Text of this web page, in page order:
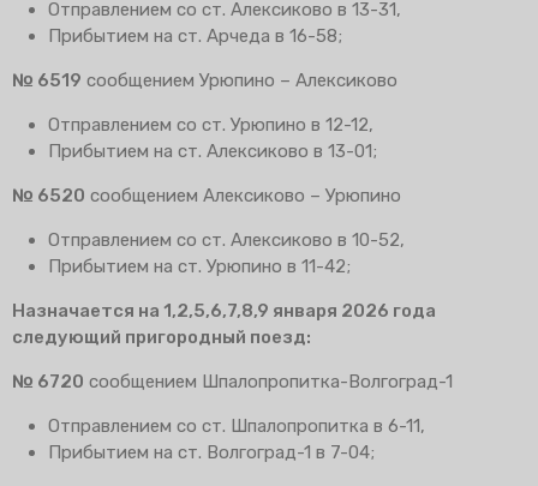
Отправлением со ст. Алексиково в 13-31,
Прибытием на ст. Арчеда в 16-58;
№ 6519 сообщением Урюпино – Алексиково
Отправлением со ст. Урюпино в 12-12,
Прибытием на ст. Алексиково в 13-01;
№ 6520 сообщением Алексиково – Урюпино
Отправлением со ст. Алексиково в 10-52,
Прибытием на ст. Урюпино в 11-42;
Назначается на 1,2,5,6,7,8,9 января 2026 года
следующий пригородный поезд:
№ 6720 сообщением Шпалопропитка-Волгоград-1
Отправлением со ст. Шпалопропитка в 6-11,
Прибытием на ст. Волгоград-1 в 7-04;